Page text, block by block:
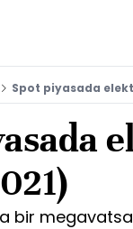
Spot piyasada
bir